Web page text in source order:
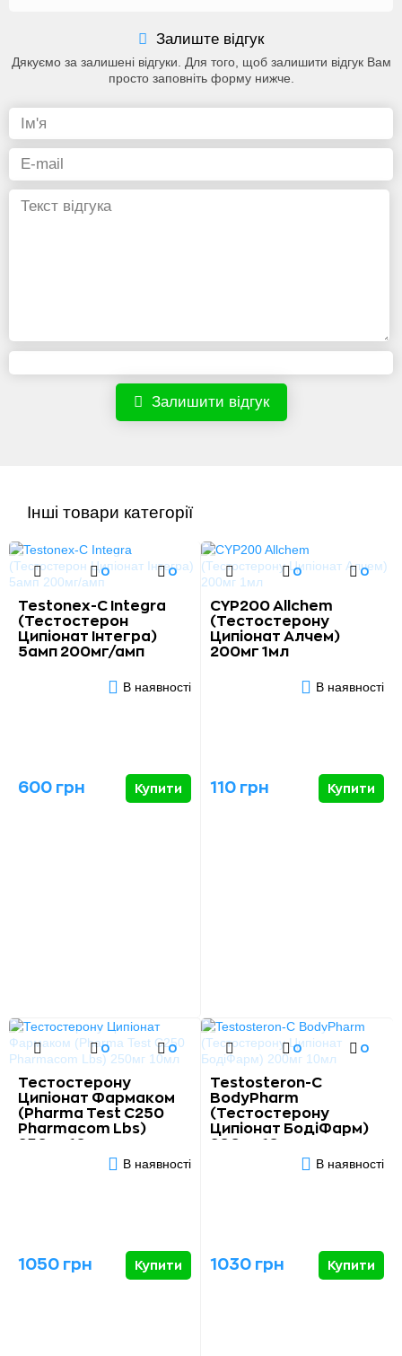
Залиште відгук
Дякуємо за залишені відгуки. Для того, щоб залишити відгук Вам
просто заповніть форму нижче.
Залишити відгук
Інші товари категорії
0 0
Testonex-С Integra
(Тестостерон
Ципіонат Інтегра)
5амп 200мг/амп
В наявності
600 грн Купити
0 0
CYP200 Allchem
(Тестостерону
Ципіонат Алчем)
200мг 1мл
В наявності
110 грн Купити
0 0
Тестостерону
Ципіонат Фармаком
(Pharma Test C250
Pharmacom Lbs)
250мг 10мл
В наявності
1050 грн Купити
0 0
Testosteron-C
BodyPharm
(Тестостерону
Ципіонат БодіФарм)
200мг 10мл
В наявності
1030 грн Купити